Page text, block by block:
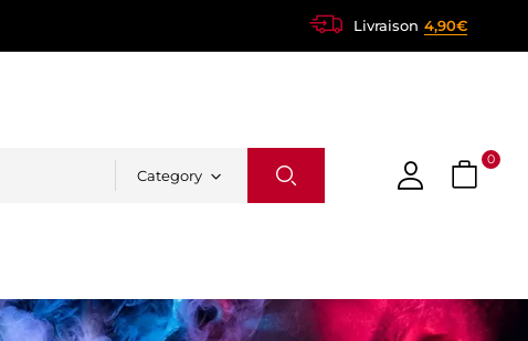
Livraison 4,90€
Category
0